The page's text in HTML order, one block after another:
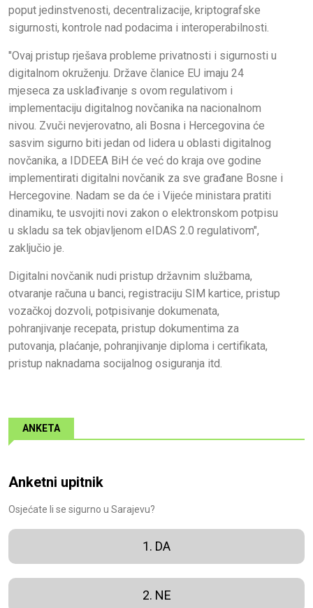
poput jedinstvenosti, decentralizacije, kriptografske
sigurnosti, kontrole nad podacima i interoperabilnosti.
"Ovaj pristup rješava probleme privatnosti i sigurnosti u
digitalnom okruženju. Države članice EU imaju 24
mjeseca za usklađivanje s ovom regulativom i
implementaciju digitalnog novčanika na nacionalnom
nivou. Zvuči nevjerovatno, ali Bosna i Hercegovina će
sasvim sigurno biti jedan od lidera u oblasti digitalnog
novčanika, a IDDEEA BiH će već do kraja ove godine
implementirati digitalni novčanik za sve građane Bosne i
Hercegovine. Nadam se da će i Vijeće ministara pratiti
dinamiku, te usvojiti novi zakon o elektronskom potpisu
u skladu sa tek objavljenom eIDAS 2.0 regulativom",
zaključio je.
Digitalni novčanik nudi pristup državnim službama,
otvaranje računa u banci, registraciju SIM kartice, pristup
vozačkoj dozvoli, potpisivanje dokumenata,
pohranjivanje recepata, pristup dokumentima za
putovanja, plaćanje, pohranjivanje diploma i certifikata,
pristup naknadama socijalnog osiguranja itd.
ANKETA
Anketni upitnik
Osjećate li se sigurno u Sarajevu?
1. DA
2. NE